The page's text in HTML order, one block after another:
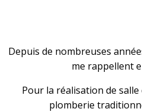
Depuis de nombreuses
me rappellent
Pour la réalisation de
plomberie